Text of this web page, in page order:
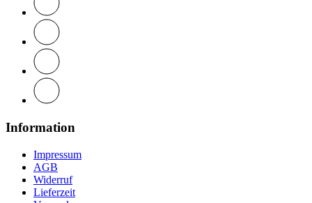
Information
Impressum
AGB
Widerruf
Lieferzeit